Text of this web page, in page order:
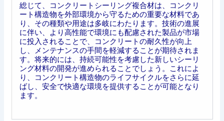
総じて、コンクリートシーリング複合材は、コンクリ
ート構造物を外部環境から守るための重要な材料であ
り、その種類や用途は多岐にわたります。技術の進展
に伴い、より高性能で環境にも配慮された製品が市場
に投入されることで、コンクリートの耐久性が向上
し、メンテナンスの手間を軽減することが期待されま
す。将来的には、持続可能性を考慮した新しいシーリ
ング材料の開発が進められることでしょう。これによ
り、コンクリート構造物のライフサイクルをさらに延
ばし、安全で快適な環境を提供することが可能となり
ます。